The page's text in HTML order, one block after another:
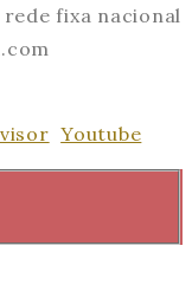
rede fixa nacional
Youtube